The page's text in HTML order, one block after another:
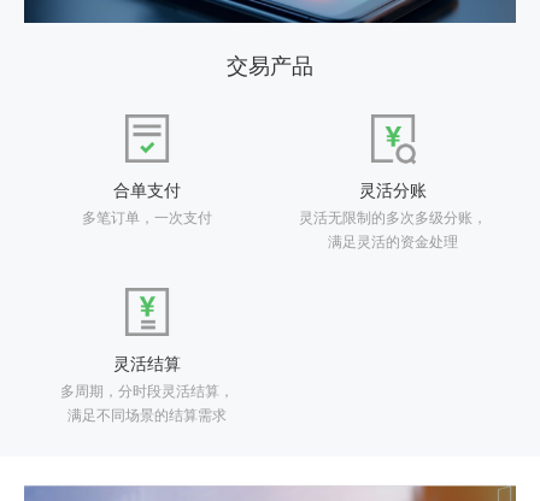
交易产品
合单支付
多笔订单，一次支付
灵活分账
灵活无限制的多次多级分账，
满足灵活的资金处理
灵活结算
多周期，分时段灵活结算，
满足不同场景的结算需求